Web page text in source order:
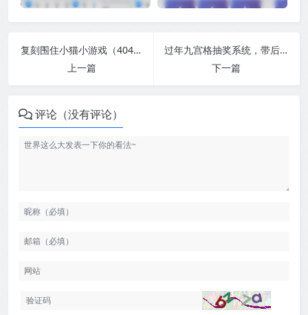
复刻围住小猫小游戏（404页面源码），单机版
上一篇
过年九宫格抽奖系统，带后台版
下一篇
评论（没有评论）